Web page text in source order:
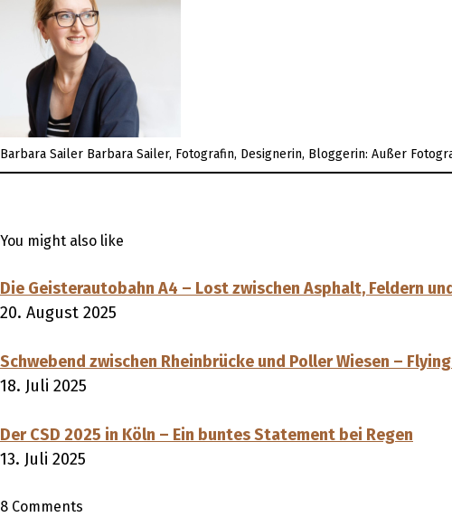
Barbara Sailer Barbara Sailer, Fotografin, Designerin, Bloggerin: Außer
You might also like
Die Geisterautobahn A4 – Lost zwischen Asphalt, Feldern
20. August 2025
Schwebend zwischen Rheinbrücke und Poller Wiesen –
18. Juli 2025
Der CSD 2025 in Köln – Ein buntes Statement bei Regen
13. Juli 2025
8 Comments